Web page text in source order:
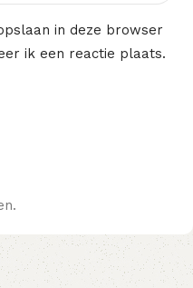
in deze browser
ik een reactie plaats.